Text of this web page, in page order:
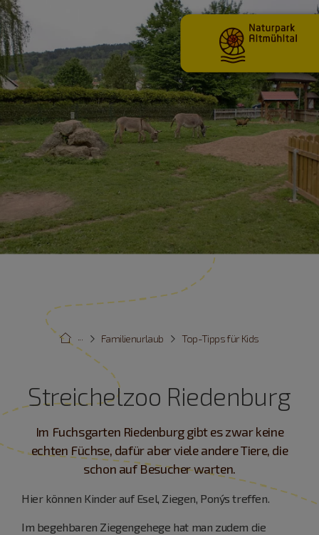
Top-Tipps für Kids
Familienurlaub
···
Streichelzoo Riedenburg
Im Fuchsgarten Riedenburg gibt es zwar keine
echten Füchse, dafür aber viele andere Tiere, die
schon auf Besucher warten.
Hier können Kinder auf Esel, Ziegen, Pony´s treffen.
Im begehbaren Ziegengehege hat man zudem die